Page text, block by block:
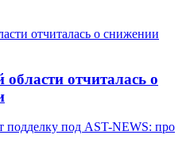
отчиталась о